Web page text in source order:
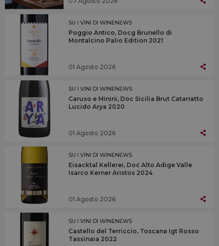
SU I VINI DI WINENEWS
Poggio Antico, Docg Brunello di
Montalcino Palio Edition 2021
01 Agosto 2026
SU I VINI DI WINENEWS
Caruso e Minini, Doc Sicilia Brut Catarratto
Lucido Arya 2020
01 Agosto 2026
SU I VINI DI WINENEWS
Eisacktal Kellerei, Doc Alto Adige Valle
Isarco Kerner Aristos 2024
01 Agosto 2026
SU I VINI DI WINENEWS
Castello del Terriccio, Toscana Igt Rosso
Tassinaia 2022